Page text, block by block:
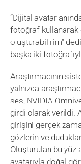
“Dijital avatar
fotoğraf kullanarak
oluşturabilirim”
başka iki
Araştırmacının
yalnızca
ses, NVIDIA
girdi olarak verildi.
girişini gerçek
gözlerin ve
Oluşturulan bu yüz
avatarıyla doğal